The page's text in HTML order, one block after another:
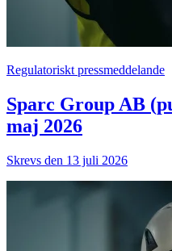
Regulatoriskt pressmeddelande
Sparc Group AB
maj 2026
Skrevs den 13 juli 2026